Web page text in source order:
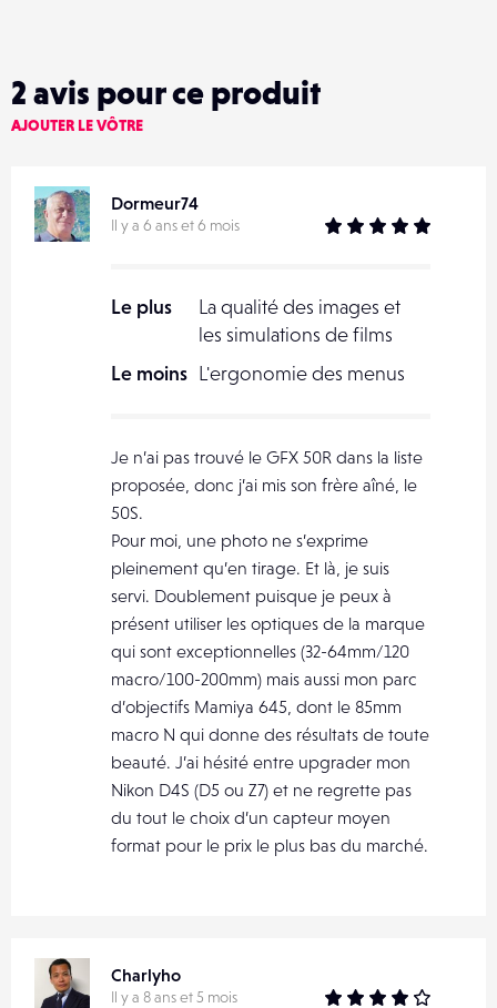
2 avis pour ce produit
AJOUTER LE VÔTRE
Dormeur74
Il y a 6 ans et 6 mois
Le plus
La qualité des images et
les simulations de films
Le moins L'ergonomie des menus
Je n’ai pas trouvé le GFX 50R dans la liste
proposée, donc j’ai mis son frère aîné, le
50S.
Pour moi, une photo ne s’exprime
pleinement qu’en tirage. Et là, je suis
servi. Doublement puisque je peux à
présent utiliser les optiques de la marque
qui sont exceptionnelles (32-64mm/120
macro/100-200mm) mais aussi mon parc
d’objectifs Mamiya 645, dont le 85mm
macro N qui donne des résultats de toute
beauté. J’ai hésité entre upgrader mon
Nikon D4S (D5 ou Z7) et ne regrette pas
du tout le choix d’un capteur moyen
format pour le prix le plus bas du marché.
Charlyho
Il y a 8 ans et 5 mois